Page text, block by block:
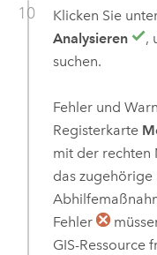
Klicken Sie
Analysieren
,
suchen.
Fehler und
Registerkarte
mit der rechten
das
Fehler
GIS-Ressource